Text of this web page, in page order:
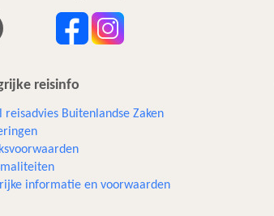
reisinfo
reisadvies Buitenlandse Zaken
informatie en voorwaarden